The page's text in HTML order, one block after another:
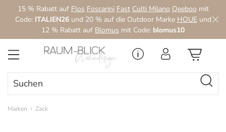
Zum Hauptinhalt springen
15 % Rabatt auf Flos Foscarini Fast Culti Milano Qeeboo mit
Code: ITALIEN26und 20 % auf die Outdoor Marke HOUEund
12 % Rabatt auf Blomus mit Code: blomus10
Marken Zack